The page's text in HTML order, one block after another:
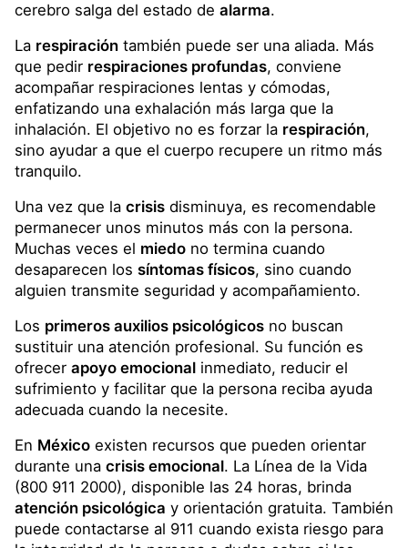
cerebro salga del estado de alarma.
La respiración también puede ser una aliada. Más
que pedir respiraciones profundas, conviene
acompañar respiraciones lentas y cómodas,
enfatizando una exhalación más larga que la
inhalación. El objetivo no es forzar la respiración,
sino ayudar a que el cuerpo recupere un ritmo más
tranquilo.
Una vez que la crisis disminuya, es recomendable
permanecer unos minutos más con la persona.
Muchas veces el miedo no termina cuando
desaparecen los síntomas físicos, sino cuando
alguien transmite seguridad y acompañamiento.
Los primeros auxilios psicológicos no buscan
sustituir una atención profesional. Su función es
ofrecer apoyo emocional inmediato, reducir el
sufrimiento y facilitar que la persona reciba ayuda
adecuada cuando la necesite.
En México existen recursos que pueden orientar
durante una crisis emocional. La Línea de la Vida
(800 911 2000), disponible las 24 horas, brinda
atención psicológica y orientación gratuita. También
puede contactarse al 911 cuando exista riesgo para